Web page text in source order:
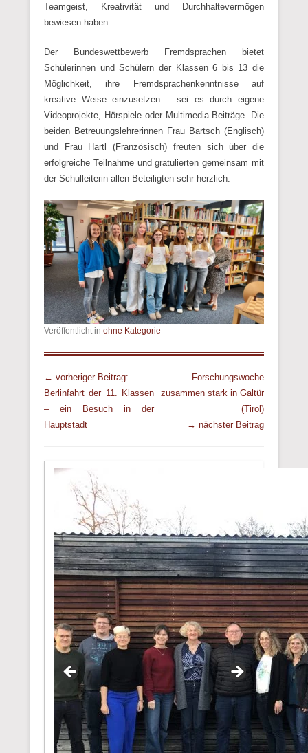
Teamgeist, Kreativität und Durchhaltevermögen
bewiesen haben.
Der Bundeswettbewerb Fremdsprachen bietet
Schülerinnen und Schülern der Klassen 6 bis 13 die
Möglichkeit, ihre Fremdsprachenkenntnisse auf
kreative Weise einzusetzen – sei es durch eigene
Videoprojekte, Hörspiele oder Multimedia-Beiträge. Die
beiden Betreuungslehrerinnen Frau Bartsch (Englisch)
und Frau Hartl (Französisch) freuten sich über die
erfolgreiche Teilnahme und gratulierten gemeinsam mit
der Schulleiterin allen Beteiligten sehr herzlich.
Veröffentlicht in ohne Kategorie
Beitrags Übersicht
← vorheriger Beitrag:
Berlinfahrt der 11. Klassen
– ein Besuch in der
Hauptstadt
Forschungswoche
zusammen stark in Galtür
(Tirol)
→ nächster Beitrag